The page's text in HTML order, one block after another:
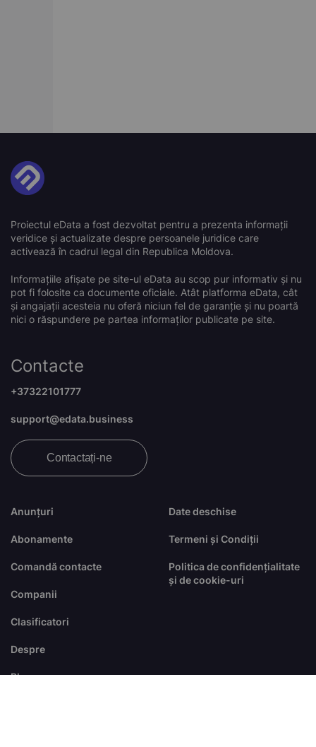
Proiectul eData a fost dezvoltat pentru a prezenta informații
veridice și actualizate despre persoanele juridice care
activează în cadrul legal din Republica Moldova.
Informațiile afișate pe site-ul eData au scop pur informativ și nu
pot fi folosite ca documente oficiale. Atât platforma eData, cât
și angajații acesteia nu oferă niciun fel de garanție și nu poartă
nici o răspundere pe partea informaților publicate pe site.
Anunțuri
Abonamente
Comandă contacte
Companii
Clasificatori
Despre
Blog
Date deschise
Termeni și Condiții
Politica de confidențialitate
și de cookie-uri
Contacte
+37322101777
support@edata.business
Contactați-ne